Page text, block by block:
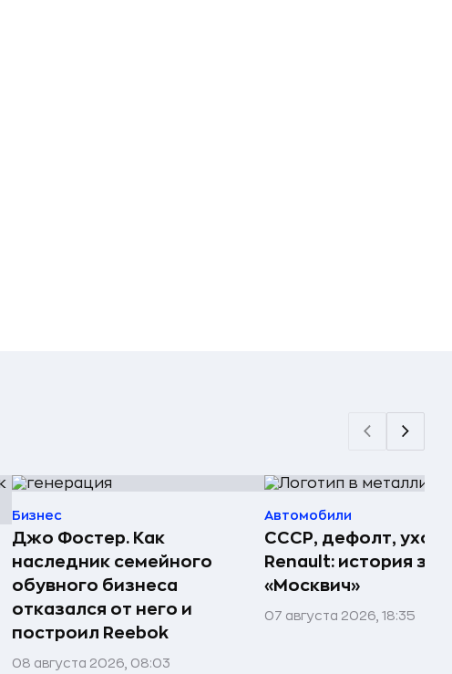
Бизнес
Джо Фостер. Как
наследник семейного
обувного бизнеса
отказался от него и
построил Reebok
08 августа 2026, 08:03
Автомобили
СССР, дефолт, уход
Renault: история
«Москвич»
07 августа 2026, 18:35